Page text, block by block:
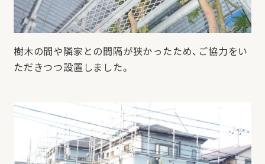
樹木の間や隣家との間隔が狭かったため、ご協力をい
ただきつつ設置しました。